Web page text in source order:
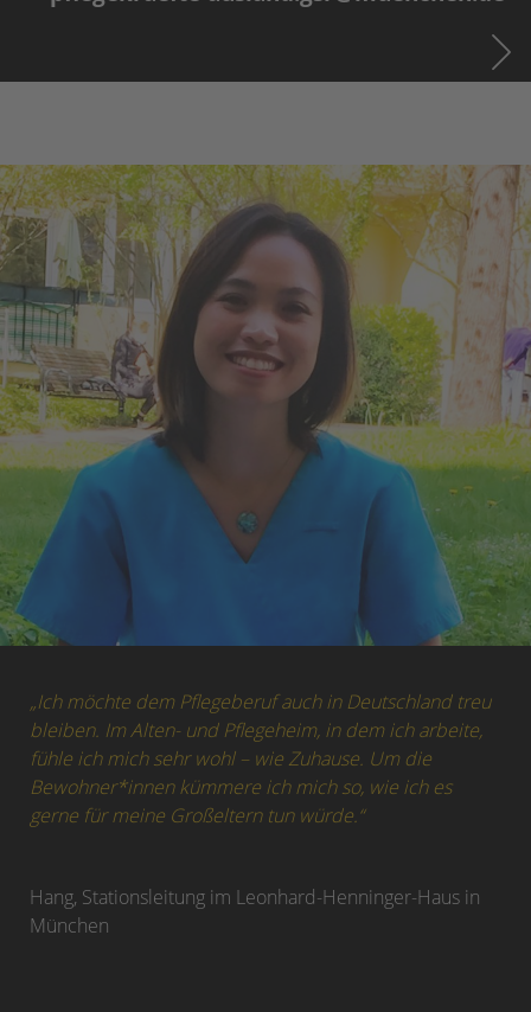
„Ich möchte dem Pflegeberuf auch in Deutschland treu
bleiben. Im Alten- und Pflegeheim, in dem ich arbeite,
fühle ich mich sehr wohl – wie Zuhause. Um die
Bewohner*innen kümmere ich mich so, wie ich es
gerne für meine Großeltern tun würde.“
Hang, Stationsleitung im Leonhard-Henninger-Haus in
München